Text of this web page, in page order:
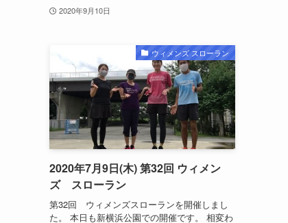
2020年9月10日
ウィメンズ スローラン
2020年7月9日(木) 第32回 ウィメン
ズ スローラン
第32回 ウィメンズスローランを開催しまし
た。 本日も新横浜公園での開催です。 相変わ